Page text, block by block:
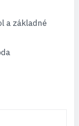
a základné